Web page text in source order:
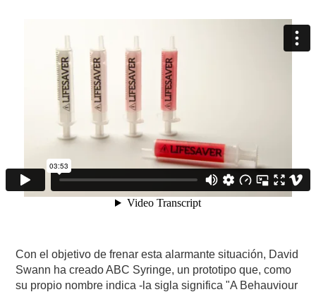
Con el objetivo de frenar esta alarmante situación, David
Swann ha creado ABC Syringe, un prototipo que, como
su propio nombre indica -la sigla significa "A Behauviour